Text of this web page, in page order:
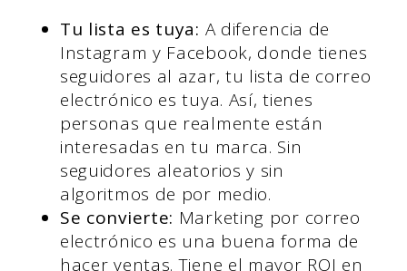
Tu lista es tuya: A diferencia de
Instagram y Facebook, donde tienes
seguidores al azar, tu lista de correo
electrónico es tuya. Así, tienes
personas que realmente están
interesadas en tu marca. Sin
seguidores aleatorios y sin
algoritmos de por medio.
Se convierte: Marketing por correo
electrónico es una buena forma de
hacer ventas. Tiene el mayor ROI en